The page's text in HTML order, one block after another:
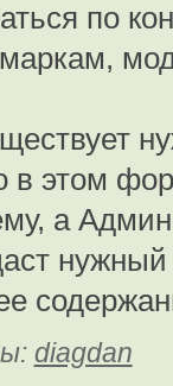
по
в этом
а
diagdan